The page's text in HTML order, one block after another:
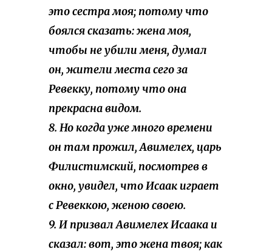
это сестра моя; потому что
боялся сказать: жена моя,
чтобы не убили меня, думал
он, жители места сего за
Ревекку, потому что она
прекрасна видом.
8. Но когда уже много времени
он там прожил, Авимелех, царь
Филистимский, посмотрев в
окно, увидел, что Исаак играет
с Ревеккою, женою своею.
9. И призвал Авимелех Исаака и
сказал: вот, это жена твоя; как